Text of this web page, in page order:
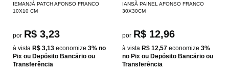
IEMANJÁ PATCH AFONSO FRANCO
10X10 CM
por R$ 3,23
à vista R$ 3,13 economize 3% no
Pix ou Depósito Bancário ou
Transferência
IANSÃ PAINEL AFONSO FRANCO
30X30CM
por R$ 12,96
à vista R$ 12,57 economize 3%
no Pix ou Depósito Bancário ou
Transferência